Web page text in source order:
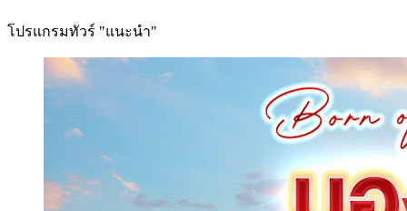
โปรแกรมทัวร์ "แนะนำ"